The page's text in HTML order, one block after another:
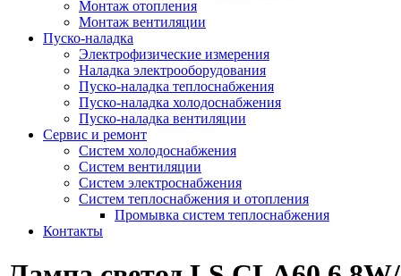
Монтаж отопления
Монтаж вентиляции
Пуско-наладка
Электрофизические измерения
Наладка электрооборудования
Пуско-наладка теплоснабжения
Пуско-наладка холодоснабжения
Пуско-наладка вентиляции
Сервис и ремонт
Систем холодоснабжения
Систем вентиляции
Систем электроснабжения
Систем теплоснабжения и отопления
Промывка систем теплоснабжения
Контакты